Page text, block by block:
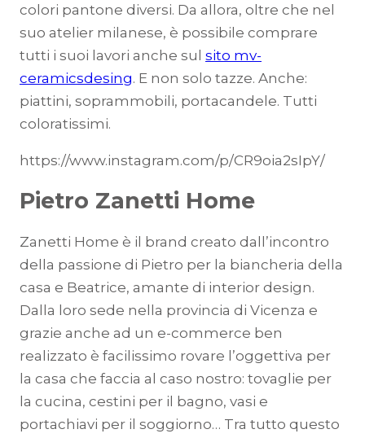
colori pantone diversi. Da allora, oltre che nel
suo atelier milanese, è possibile comprare
tutti i suoi lavori anche sul sito mv-
ceramicsdesing. E non solo tazze. Anche:
piattini, soprammobili, portacandele. Tutti
coloratissimi.
https://www.instagram.com/p/CR9oia2sIpY/
Pietro Zanetti Home
Zanetti Home è il brand creato dall’incontro
della passione di Pietro per la biancheria della
casa e Beatrice, amante di interior design.
Dalla loro sede nella provincia di Vicenza e
grazie anche ad un e-commerce ben
realizzato è facilissimo rovare l’oggettiva per
la casa che faccia al caso nostro: tovaglie per
la cucina, cestini per il bagno, vasi e
portachiavi per il soggiorno… Tra tutto questo